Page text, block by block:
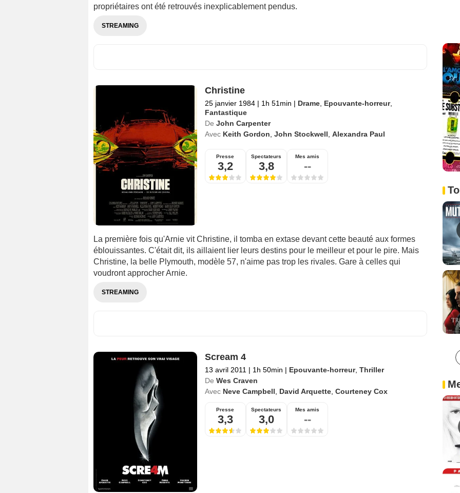
propriétaires ont été retrouvés inexplicablement pendus.
STREAMING
Christine
25 janvier 1984 | 1h 51min | Drame, Epouvante-horreur,
Fantastique
De John Carpenter
Avec Keith Gordon John Stockwell Alexandra Paul
Presse
3,2
Spectateurs
3,8
Mes amis
--
La première fois qu'Arnie vit Christine, il tomba en extase devant cette beauté aux formes
éblouissantes. C'était dit, ils aillaient lier leurs destins pour le meilleur et pour le pire. Mais
Christine, la belle Plymouth, modèle 57, n'aime pas trop les rivales. Gare à celles qui
voudront approcher Arnie.
STREAMING
Scream 4
13 avril 2011 | 1h 50min | Epouvante-horreur, Thriller
De Wes Craven
Avec Neve Campbell David Arquette, Courteney Cox
Presse
3,3
Spectateurs
3,0
Mes amis
--